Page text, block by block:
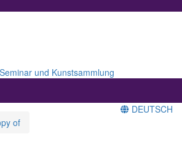
und Kunstsammlung
of
DEUTSCH